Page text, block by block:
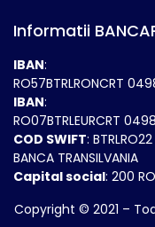
Informatii
IBAN:
RO57BTRLRONCRT
IBAN:
RO07BTRLEURCRT
COD SWIFT: BTRLRO22
BANCA TRANSILVANIA
Capital social: 200
Copyright © 2021 –